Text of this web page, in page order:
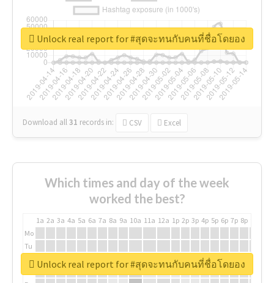
Download all31 records in: CSV Excel
Unlock real report for #สุดจะทนกับคนที่ชื่อโดยอง
Which times and day of the week
worked the best?
1a 2a 3a 4a 5a 6a 7a 8a 9a 10a 11a 12a 1p 2p 3p 4p 5p 6p 7p 8p
Mo
Tu
We Unlock real report for #สุดจะทนกับคนที่ชื่อโดยอง